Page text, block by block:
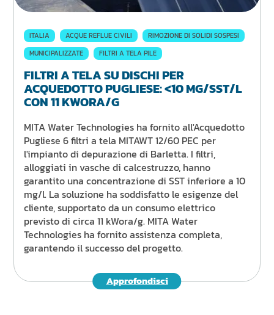
ITALIA ACQUE REFLUE CIVILI
RIMOZIONE DI SOLIDI SOSPESI
MUNICIPALIZZATE
FILTRI A TELA PILE
FILTRI A TELA SU DISCHI PER
ACQUEDOTTO PUGLIESE: <10 MG/SST/L
CON 11 KWORA/G
MITA Water Technologies ha fornito all'Acquedotto
Pugliese 6 filtri a tela MITAWT 12/60 PEC per
l'impianto di depurazione di Barletta. I filtri,
alloggiati in vasche di calcestruzzo, hanno
garantito una concentrazione di SST inferiore a 10
mg/l. La soluzione ha soddisfatto le esigenze del
cliente, supportato da un consumo elettrico
previsto di circa 11 kWora/g. MITA Water
Technologies ha fornito assistenza completa,
garantendo il successo del progetto.
Approfondisci